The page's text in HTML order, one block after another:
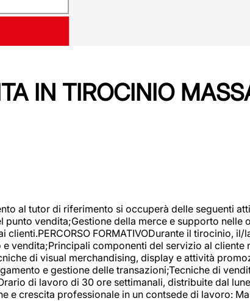
IN TIROCINIO
al tutor di riferimento si occuperà delle seguenti
vendita;Gestione della merce e supporto
clienti.PERCORSO FORMATIVODurante il
vendita;Principali componenti del servizio al
di visual merchandising, display e attività
e gestione delle transazioni;Tecniche di
di lavoro di 30 ore settimanali, distribuite dal
e crescita professionale in un contsede di lavoro: